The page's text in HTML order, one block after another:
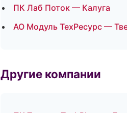
ПК Лаб Поток — Калуга
АО Модуль ТехРесурс —
Другие компании